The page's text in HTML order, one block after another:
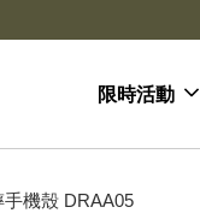
限時活動
機殼 DRAA05